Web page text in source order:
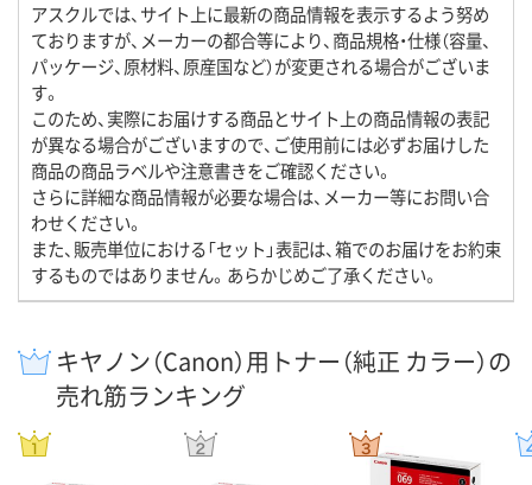
アスクルでは、サイト上に最新の商品情報を表示するよう努め
ておりますが、メーカーの都合等により、商品規格・仕様（容量、
パッケージ、原材料、原産国など）が変更される場合がございま
す。
このため、実際にお届けする商品とサイト上の商品情報の表記
が異なる場合がございますので、ご使用前には必ずお届けした
商品の商品ラベルや注意書きをご確認ください。
さらに詳細な商品情報が必要な場合は、メーカー等にお問い合
わせください。
また、販売単位における「セット」表記は、箱でのお届けをお約束
するものではありません。あらかじめご了承ください。
キヤノン（Canon）用トナー（純正 カラー）の
売れ筋ランキング